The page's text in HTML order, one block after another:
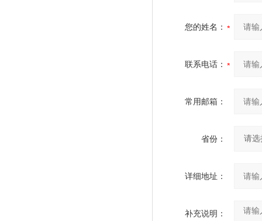
您的姓名：
联系电话：
常用邮箱：
省份：
详细地址：
补充说明：